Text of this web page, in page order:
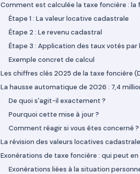
Comment est calculée la taxe foncière : la
Étape 1 : La valeur locative cadastrale
Étape 2 : Le revenu cadastral
Étape 3 : Application des taux votés
Exemple concret de calcul
Les chiffres clés 2025 de la taxe foncière
La hausse automatique de 2026 : 7,4
De quoi s'agit-il exactement ?
Pourquoi cette mise à jour ?
Comment réagir si vous êtes concerné ?
La révision des valeurs locatives
Exonérations de taxe foncière : qui peut
Exonérations liées à la situation